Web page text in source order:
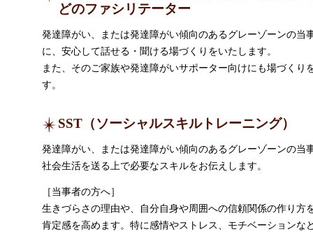
どのファシリテーター
発達障がい、または発達障がい傾向のあるグレーゾーンの当
に、安心して話せる・聞ける場づくりをいたします。
また、そのご家族や発達障がいサポーター向けにも場づくり
す。
SST（ソーシャルスキルトレーニング）
発達障がい、または発達障がい傾向のあるグレーゾーンの当
社会生活を送る上で必要なスキルをお伝えします。
［当事者の方へ］
生きづらさの理由や、自分自身や周囲への信頼関係の作り方
肯定感を高めます。特に感情やストレス、モチベーションな